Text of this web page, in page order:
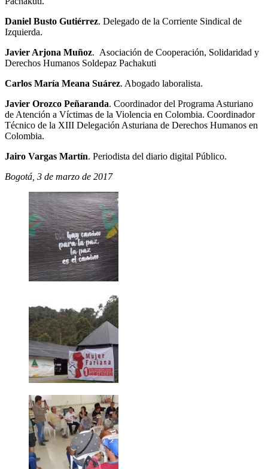
Daniel Busto Gutiérrez. Delegado de la Corriente Sindical de
Izquierda.
Javier Arjona Muñoz. Asociación de Cooperación, Solidaridad y
Derechos Humanos Soldepaz Pachakuti
Carlos María Meana Suárez. Abogado laboralista.
Javier Orozco Peñaranda. Coordinador del Programa Asturiano
de Atención a Víctimas de la Violencia en Colombia. Coordinador
Técnico de la XIII Delegación Asturiana de Derechos Humanos en
Colombia.
Jairo Vargas Martín. Periodista del diario digital Público.
Bogotá, 3 de marzo de 2017